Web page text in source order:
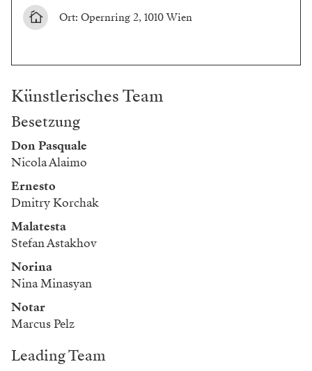
Ort: Opernring 2, 1010 Wien
Künstlerisches Team
Besetzung
Don Pasquale
Nicola Alaimo
Ernesto
Dmitry Korchak
Malatesta
Stefan Astakhov
Norina
Nina Minasyan
Notar
Marcus Pelz
Leading Team